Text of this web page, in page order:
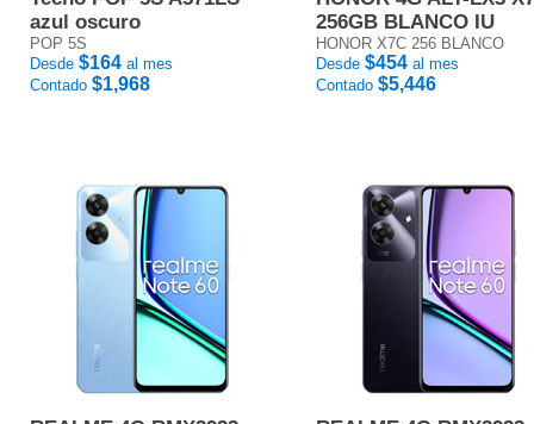
azul oscuro
POP 5S
Desde $164 al mes
Contado $1,968
256GB BLANCO IU
HONOR X7C 256 BLANCO
Desde $454 al mes
Contado $5,446